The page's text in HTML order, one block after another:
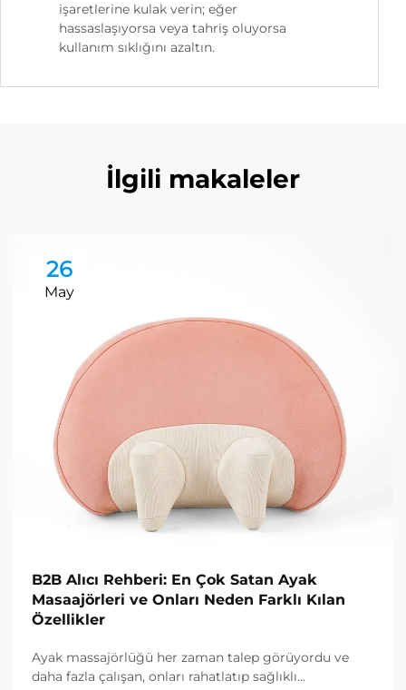
işaretlerine kulak verin; eğer
hassaslaşıyorsa veya tahriş oluyorsa
kullanım sıklığını azaltın.
İlgili makaleler
26
May
B2B Alıcı Rehberi: En Çok Satan Ayak
Masaajörleri ve Onları Neden Farklı Kılan
Özellikler
Ayak massajörlüğü her zaman talep görüyordu ve
daha fazla çalışan, onları rahatlatıp sağlıklı